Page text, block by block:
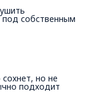
под собственным
но не
подходит